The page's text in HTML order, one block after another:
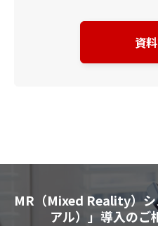
資
MR（Mixed Reality）シ
アル）」導入のご